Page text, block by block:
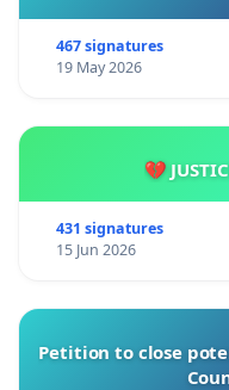
467 signatures
19 May 2026
💔
431 signatures
15 Jun 2026
Petition to close